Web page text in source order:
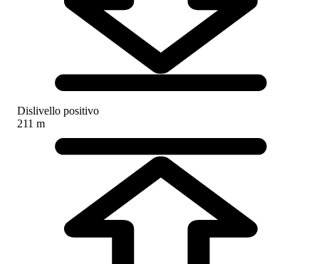
Dislivello positivo
211 m